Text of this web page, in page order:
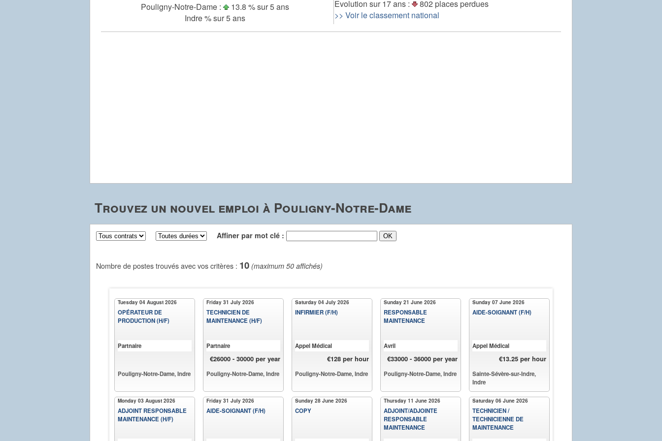
Pouligny-Notre-Dame :
13.8 % sur 5 ans
Indre % sur 5 ans
Evolution sur 17 ans :
802 places perdues
>> Voir le classement national
Trouvez un nouvel emploi à Pouligny-Notre-Dame
Affiner par mot clé :
Nombre de postes trouvés avec vos critères : 10 (maximum 50 affichés)
Tuesday 04 August 2026
OPÉRATEUR DE
PRODUCTION (H/F)
Partnaire
Pouligny-Notre-Dame, Indre
Monday 03 August 2026
ADJOINT RESPONSABLE
MAINTENANCE (H/F)
Friday 31 July 2026
TECHNICIEN DE
MAINTENANCE (H/F)
Partnaire
€26000 - 30000 per year
Pouligny-Notre-Dame, Indre
Friday 31 July 2026
AIDE-SOIGNANT (F/H)
Saturday 04 July 2026
INFIRMIER (F/H)
Appel Médical
€128 per hour
Pouligny-Notre-Dame, Indre
Sunday 28 June 2026
COPY
Sunday 21 June 2026
RESPONSABLE
MAINTENANCE
Avril
€33000 - 36000 per year
Pouligny-Notre-Dame, Indre
Thursday 11 June 2026
ADJOINT/ADJOINTE
RESPONSABLE
MAINTENANCE
Sunday 07 June 2026
AIDE-SOIGNANT (F/H)
Appel Médical
€13.25 per hour
Sainte-Sévère-sur-Indre,
Indre
Saturday 06 June 2026
TECHNICIEN /
TECHNICIENNE DE
MAINTENANCE